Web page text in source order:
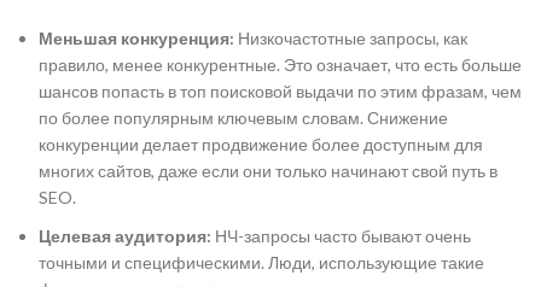
Меньшая конкуренция: Низкочастотные запросы, как
правило, менее конкурентные. Это означает, что есть больше
шансов попасть в топ поисковой выдачи по этим фразам, чем
по более популярным ключевым словам. Снижение
конкуренции делает продвижение более доступным для
многих сайтов, даже если они только начинают свой путь в
SEO.
Целевая аудитория: НЧ-запросы часто бывают очень
точными и специфическими. Люди, использующие такие